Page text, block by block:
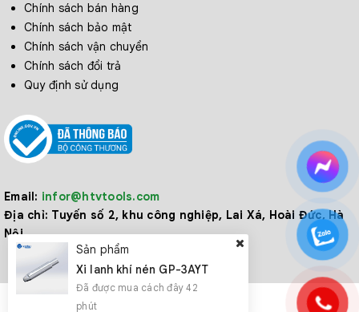
Chính sách bán hàng
Chính sách bảo mật
Chính sách vận chuyển
Chính sách đổi trả
Quy định sử dụng
Email: infor@htvtools.com
Địa chỉ: Tuyến số 2, khu công nghiệp, Lai Xá, Hoài Đức, Hà
Nội
Sản phẩm
Xi lanh khí nén GP-3AYT
Đã được mua cách đây 42
phút